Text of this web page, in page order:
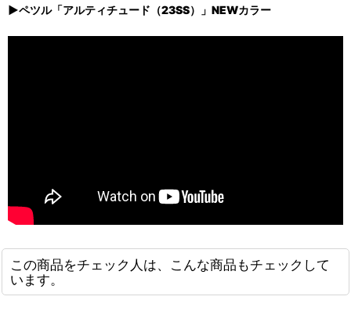
▶ペツル「アルティチュード（23SS）」NEWカラー
この商品をチェック人は、こんな商品もチェックして
います。